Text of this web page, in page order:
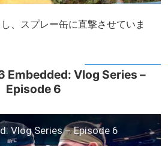
、スプレー缶に直撃させていま
Embedded: Vlog Series –
Episode 6
Vlog Series – Episode 6